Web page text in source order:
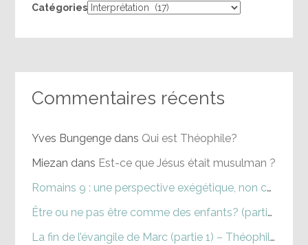
Catégories
Commentaires récents
Yves Bungengedans Qui est Théophile?
Miezan dans Est-ce que Jésus était musulman ?
Romains 9 : une perspective exégétique, non calviniste (partie 1) – Théophile
Être ou ne pas être comme des enfants? (partie 1) – Théophile
La fin de l’évangile de Marc (partie 1) – Théophile